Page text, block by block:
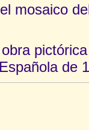
mosaico
de